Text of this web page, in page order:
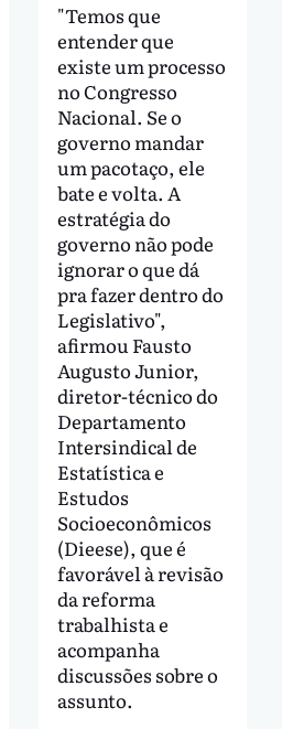
"Temos que
entender que
existe um processo
no Congresso
Nacional. Se o
governo mandar
um pacotaço, ele
bate e volta. A
estratégia do
governo não pode
ignorar o que dá
pra fazer dentro do
Legislativo",
afirmou Fausto
Augusto Junior,
diretor-técnico do
Departamento
Intersindical de
Estatística e
Estudos
Socioeconômicos
(Dieese), que é
favorável à revisão
da reforma
trabalhista e
acompanha
discussões sobre o
assunto.